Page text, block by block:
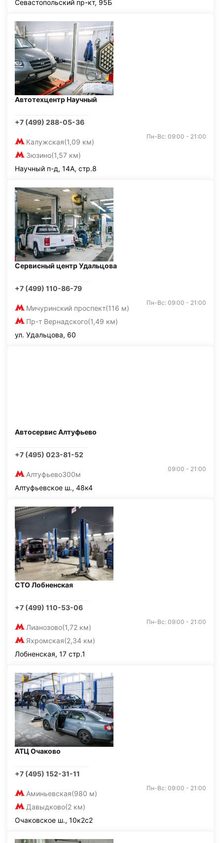
Севастопольский пр-кт, 95Б
Автотехцентр Научный
+7 (499) 288-05-36
Калужская(1,09 км)
Зюзино(1,57 км)
Пн-Вс: 09:00 - 21:00
Научный п-д, 14А, стр.8
Сервисный центр Удальцова
+7 (499) 110-86-79
Мичуринский проспект(116 м)
Пр-т Вернадского(1,49 км)
Пн-Вс: 09:00 - 21:00
ул. Удальцова, 60
Автосервис Алтуфьево
+7 (495) 023-81-52
Алтуфьево300м
09:00 - 21:00
Алтуфьевское ш., 48к4
СТО Лобненская
+7 (499) 110-53-06
Лианозово(1,72 км)
Яхромская(2,34 км)
Пн-Вс: 09:00 - 21:00
Лобненская, 17 стр.1
АТЦ Очаково
+7 (495) 152-31-11
Аминьевская(980 м)
Давыдково(2 км)
Пн-Вс: 09:00 - 21:00
Очаковское ш., 10к2с2